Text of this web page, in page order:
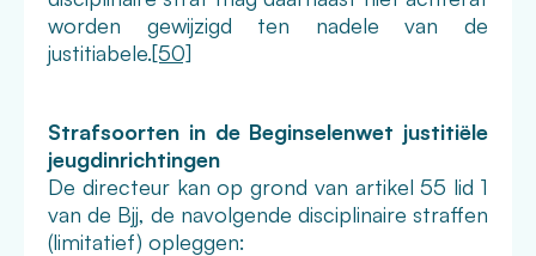
worden gewijzigd ten nadele van de
justitiabele.[50]
Strafsoorten in de Beginselenwet justitiële
jeugdinrichtingen
De directeur kan op grond van artikel 55 lid 1
van de Bjj, de navolgende disciplinaire straffen
(limitatief) opleggen: